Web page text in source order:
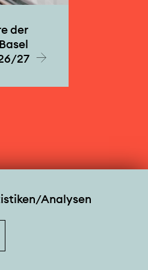
der
27
Analysen